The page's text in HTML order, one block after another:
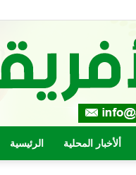
الرئيسية ألأخبار المحلية